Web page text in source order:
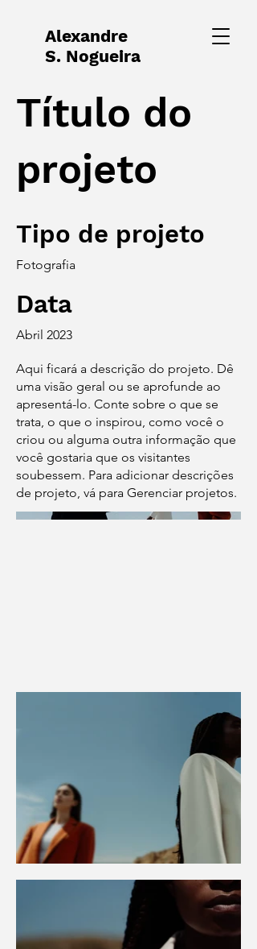
Alexandre
S. Nogueira
Título do
projeto
Tipo de projeto
Fotografia
Data
Abril 2023
Aqui ficará a descrição do projeto. Dê
uma visão geral ou se aprofunde ao
apresentá-lo. Conte sobre o que se
trata, o que o inspirou, como você o
criou ou alguma outra informação que
você gostaria que os visitantes
soubessem. Para adicionar descrições
de projeto, vá para Gerenciar projetos.